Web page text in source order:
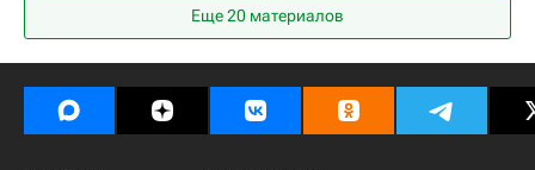
АПЛ 2026-2027 (Чемпионат Англии по футболу)
Вокруг спорта
Еще 20 материалов